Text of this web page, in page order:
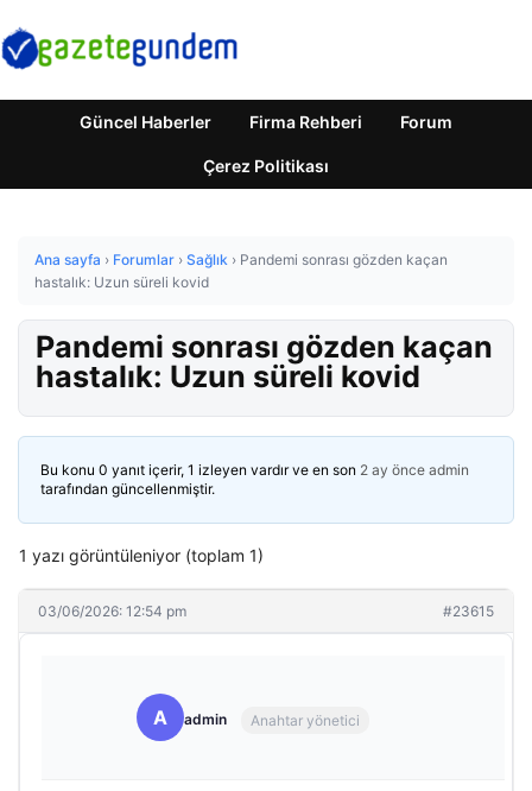
Güncel Haberler Firma Rehberi Forum
Çerez Politikası
Ana sayfa › Forumlar › Sağlık › Pandemi sonrası gözden kaçan
hastalık: Uzun süreli kovid
Pandemi sonrası gözden kaçan
hastalık: Uzun süreli kovid
Bu konu 0 yanıt içerir, 1 izleyen vardır ve en son 2 ay önce admin
tarafından güncellenmiştir.
1 yazı görüntüleniyor (toplam 1)
03/06/2026: 12:54 pm #23615
A admin Anahtar yönetici